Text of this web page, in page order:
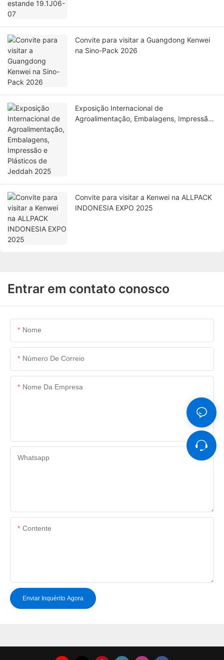
Convite para visitar a Guangdong Kenwei
na Sino-Pack 2026
Exposição Internacional de
Agroalimentação, Embalagens, Impressão
Convite para visitar a Kenwei na ALLPACK
INDONESIA EXPO 2025
Entrar em contato conosco
Nome
Número De Correio
Nome Da Empresa
Whatsapp
Contente
Enviar Inquérito Agora